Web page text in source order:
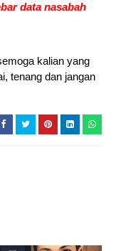
data nasabah
kalian yang
tenang dan jangan